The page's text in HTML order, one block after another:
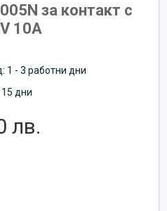
за контакт с
10A
1 - 3 работни дни
дни
лв.